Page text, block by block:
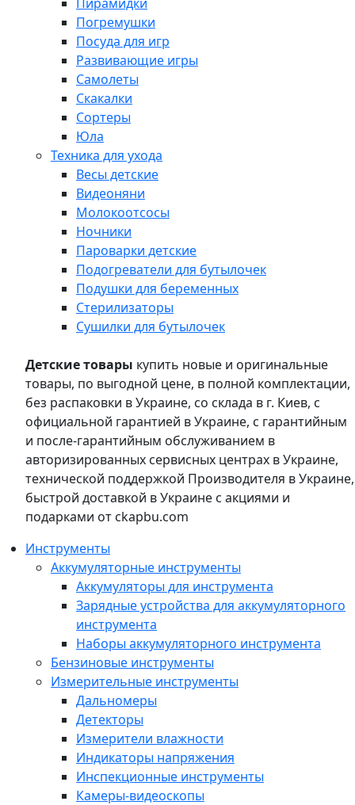
Погремушки
Посуда для игр
Развивающие игры
Самолеты
Скакалки
Сортеры
Юла
Техника для ухода
Весы детские
Видеоняни
Молокоотсосы
Ночники
Пароварки детские
Подогреватели для бутылочек
Подушки для беременных
Стерилизаторы
Сушилки для бутылочек
Детские товары купить новые и оригинальные
товары, по выгодной цене, в полной комплектации,
без распаковки в Украине, со склада в г. Киев, с
официальной гарантией в Украине, с гарантийным
и после-гарантийным обслуживанием в
авторизированных сервисных центрах в Украине,
технической поддержкой Производителя в Украине,
быстрой доставкой в Украине с акциями и
подарками от ckapbu.com
Инструменты
Аккумуляторные инструменты
Аккумуляторы для инструмента
Зарядные устройства для аккумуляторного
инструмента
Наборы аккумуляторного инструмента
Бензиновые инструменты
Измерительные инструменты
Дальномеры
Детекторы
Измерители влажности
Индикаторы напряжения
Инспекционные инструменты
Камеры-видеоскопы